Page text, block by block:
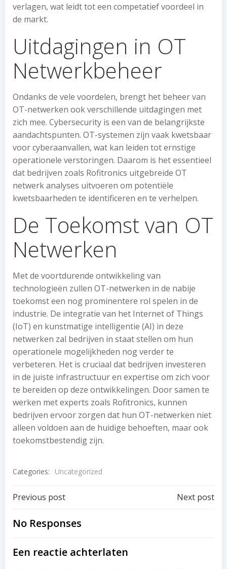
verlagen, wat leidt tot een competatief voordeel in
de markt.
Uitdagingen in OT
Netwerkbeheer
Ondanks de vele voordelen, brengt het beheer van
OT-netwerken ook verschillende uitdagingen met
zich mee. Cybersecurity is een van de belangrijkste
aandachtspunten. OT-systemen zijn vaak kwetsbaar
voor cyberaanvallen, wat kan leiden tot ernstige
operationele verstoringen. Daarom is het essentieel
dat bedrijven zoals Rofitronics uitgebreide OT
netwerk analyses uitvoeren om potentiële
kwetsbaarheden te identificeren en te verhelpen.
De Toekomst van OT
Netwerken
Met de voortdurende ontwikkeling van
technologieën zullen OT-netwerken in de nabije
toekomst een nog prominentere rol spelen in de
industrie. De integratie van het Internet of Things
(IoT) en kunstmatige intelligentie (AI) in deze
netwerken zal bedrijven in staat stellen om hun
operationele mogelijkheden nog verder te
verbeteren. Het is cruciaal dat bedrijven investeren
in de juiste infrastructuur en expertise om zich voor
te bereiden op deze ontwikkelingen. Door samen te
werken met experts zoals Rofitronics, kunnen
bedrijven ervoor zorgen dat hun OT-netwerken niet
alleen voldoen aan de huidige behoeften, maar ook
toekomstbestendig zijn.
Categories: Uncategorized
Post
navigation
Previous post Next post
No Responses
Een reactie achterlaten